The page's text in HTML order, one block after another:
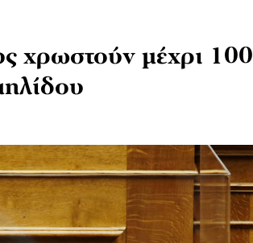
χρωστούν μέχρι 100